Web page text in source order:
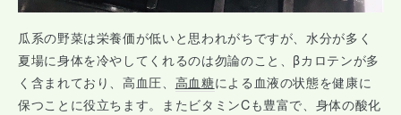
瓜系の野菜は栄養価が低いと思われがちですが、水分が多く
夏場に身体を冷やしてくれるのは勿論のこと、βカロテンが多
く含まれており、高血圧、 高血糖による血液の状態を健康に
保つことに役立ちます。またビタミンCも豊富で、身体の酸化